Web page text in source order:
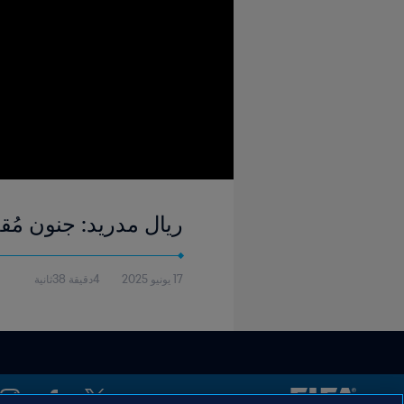
ريال مدريد: جنون
17 يونيو 2025 4دقيقة 38ثانية